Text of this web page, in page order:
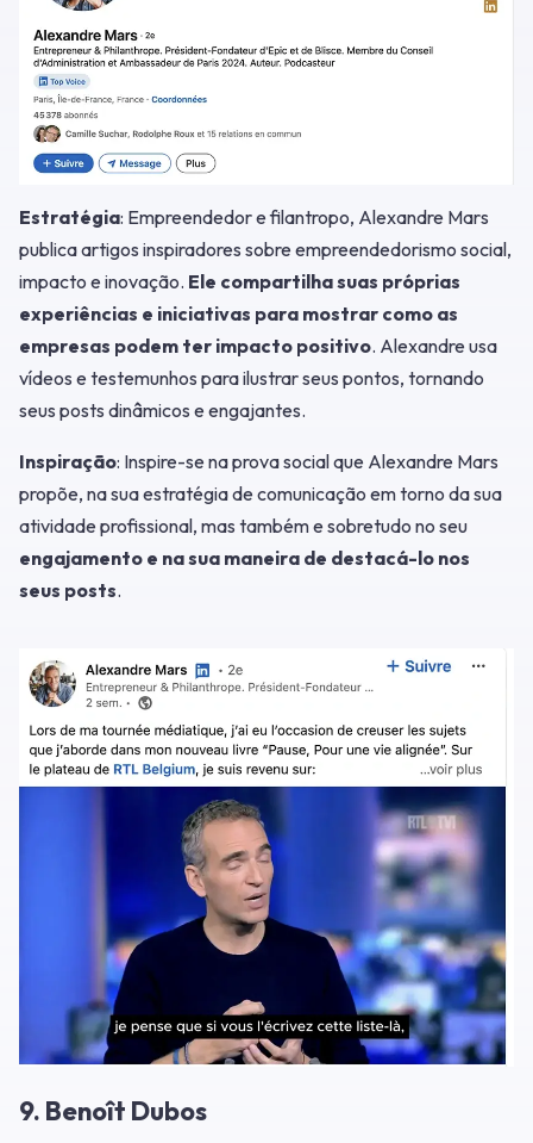
Estratégia: Empreendedor e filantropo, Alexandre Mars
publica artigos inspiradores sobre empreendedorismo social,
impacto e inovação. Ele compartilha suas próprias
experiências e iniciativas para mostrar como as
empresas podem ter impacto positivo. Alexandre usa
vídeos e testemunhos para ilustrar seus pontos, tornando
seus posts dinâmicos e engajantes.
Inspiração: Inspire-se na prova social que Alexandre Mars
propõe, na sua estratégia de comunicação em torno da sua
atividade profissional, mas também e sobretudo no seu
engajamento e na sua maneira de destacá-lo nos
seus posts.
9. Benoît Dubos